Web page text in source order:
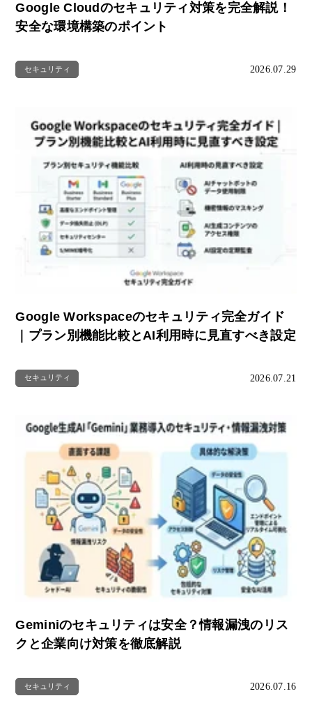
Google Cloudのセキュリティ対策を完全解説！
安全な環境構築のポイント
セキュリティ 2026.07.29
Google Workspaceのセキュリティ完全ガイド
｜プラン別機能比較とAI利用時に見直すべき設定
セキュリティ 2026.07.21
Geminiのセキュリティは安全？情報漏洩のリス
クと企業向け対策を徹底解説
セキュリティ 2026.07.16